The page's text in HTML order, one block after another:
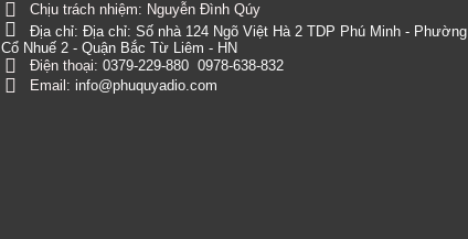
Chịu trách nhiệm: Nguyễn Đình Qúy
Địa chỉ: Địa chỉ: Số nhà 124 Ngõ Việt Hà 2 TDP Phú Minh - Phường
Cổ Nhuế 2 - Quận Bắc Từ Liêm - HN
Điện thoại: 0379-229-880 0978-638-832
Email: info@phuquyadio.com